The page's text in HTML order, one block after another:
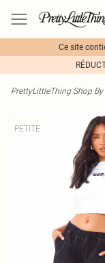
Ce site
PrettyLittleThing Shop By
PETITE